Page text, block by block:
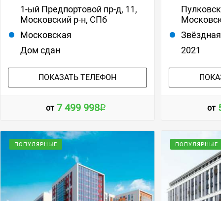
1-ый Предпортовой пр-д, 11,
Московский р-н, СПб
Московская
Дом сдан
ПОКАЗАТЬ ТЕЛЕФОН
от 7 499 998
Звёздная
2021
от
ПОПУЛЯРНЫЕ ПОПУЛЯРНЫЕ